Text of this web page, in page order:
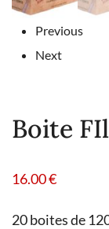
Previous
Next
Boite
16.00€
20 boites de